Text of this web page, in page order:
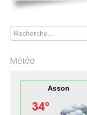
Rechercher
Météo
Asson